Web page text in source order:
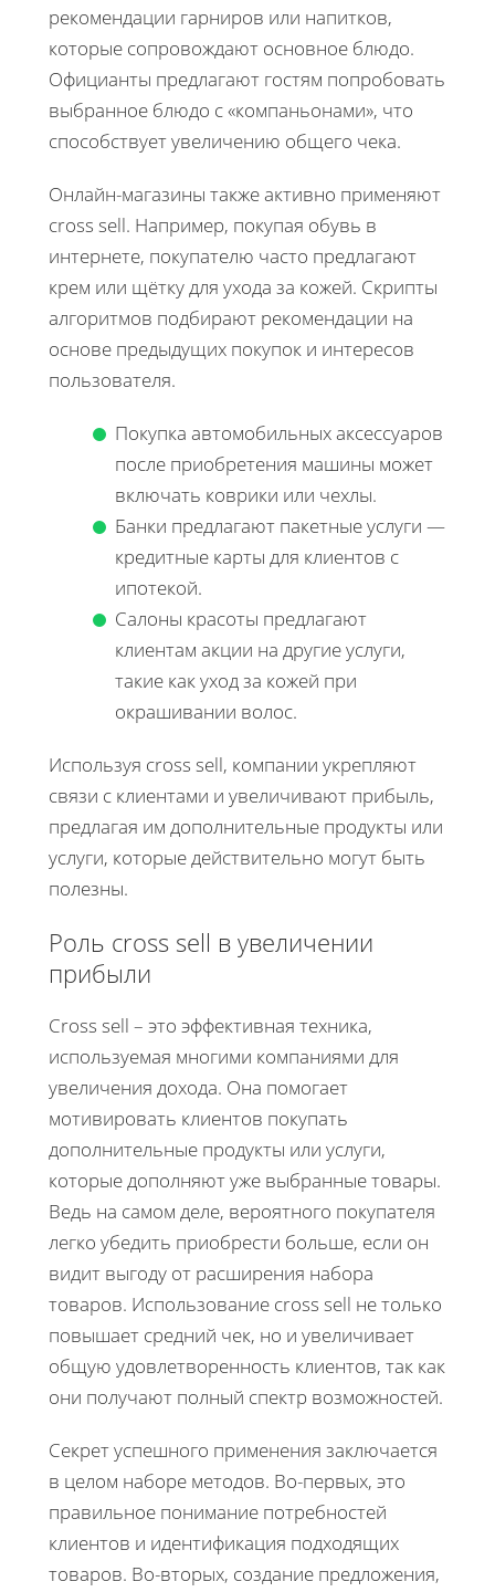
рекомендации гарниров или напитков,
которые сопровождают основное блюдо.
Официанты предлагают гостям попробовать
выбранное блюдо с «компаньонами», что
способствует увеличению общего чека.
Онлайн-магазины также активно применяют
cross sell. Например, покупая обувь в
интернете, покупателю часто предлагают
крем или щётку для ухода за кожей. Скрипты
алгоритмов подбирают рекомендации на
основе предыдущих покупок и интересов
пользователя.
Покупка автомобильных аксессуаров
после приобретения машины может
включать коврики или чехлы.
Банки предлагают пакетные услуги —
кредитные карты для клиентов с
ипотекой.
Салоны красоты предлагают
клиентам акции на другие услуги,
такие как уход за кожей при
окрашивании волос.
Используя cross sell, компании укрепляют
связи с клиентами и увеличивают прибыль,
предлагая им дополнительные продукты или
услуги, которые действительно могут быть
полезны.
Роль cross sell в увеличении
прибыли
Cross sell – это эффективная техника,
используемая многими компаниями для
увеличения дохода. Она помогает
мотивировать клиентов покупать
дополнительные продукты или услуги,
которые дополняют уже выбранные товары.
Ведь на самом деле, вероятного покупателя
легко убедить приобрести больше, если он
видит выгоду от расширения набора
товаров. Использование cross sell не только
повышает средний чек, но и увеличивает
общую удовлетворенность клиентов, так как
они получают полный спектр возможностей.
Секрет успешного применения заключается
в целом наборе методов. Во-первых, это
правильное понимание потребностей
клиентов и идентификация подходящих
товаров. Во-вторых, создание предложения,